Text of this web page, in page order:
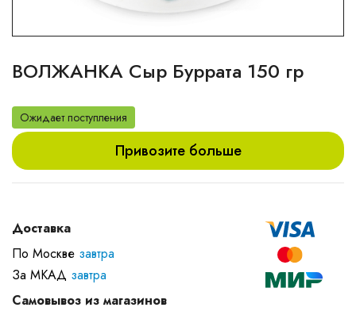
ВОЛЖАНКА Сыр Буррата 150 гр
Ожидает поступления
Привозите больше
Доставка
По Москве завтра
За МКАД завтра
Самовывоз из магазинов